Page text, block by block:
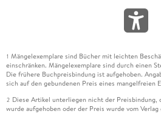
1 Mängelexemplare sind Bücher mit leichten
einschränken. Mängelexemplare sind durch einen
Die frühere Buchpreisbindung ist aufgehoben.
sich auf den gebundenen Preis eines mangelfreien
2 Diese Artikel unterliegen nicht der Preisbindung,
wurde aufgehoben oder der Preis wurde vom